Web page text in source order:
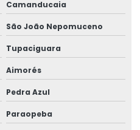
Alimentar
Camanducaia
São João Nepomuceno
Tupaciguara
Aimorés
Pedra Azul
Paraopeba